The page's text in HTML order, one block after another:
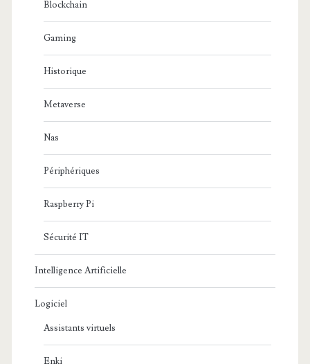
Blockchain
Gaming
Historique
Metaverse
Nas
Périphériques
Raspberry Pi
Sécurité IT
Intelligence Artificielle
Logiciel
Assistants virtuels
Enki